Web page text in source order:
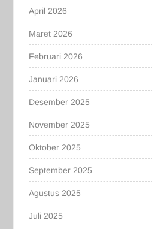
April 2026
Maret 2026
Februari 2026
Januari 2026
Desember 2025
November 2025
Oktober 2025
September 2025
Agustus 2025
Juli 2025